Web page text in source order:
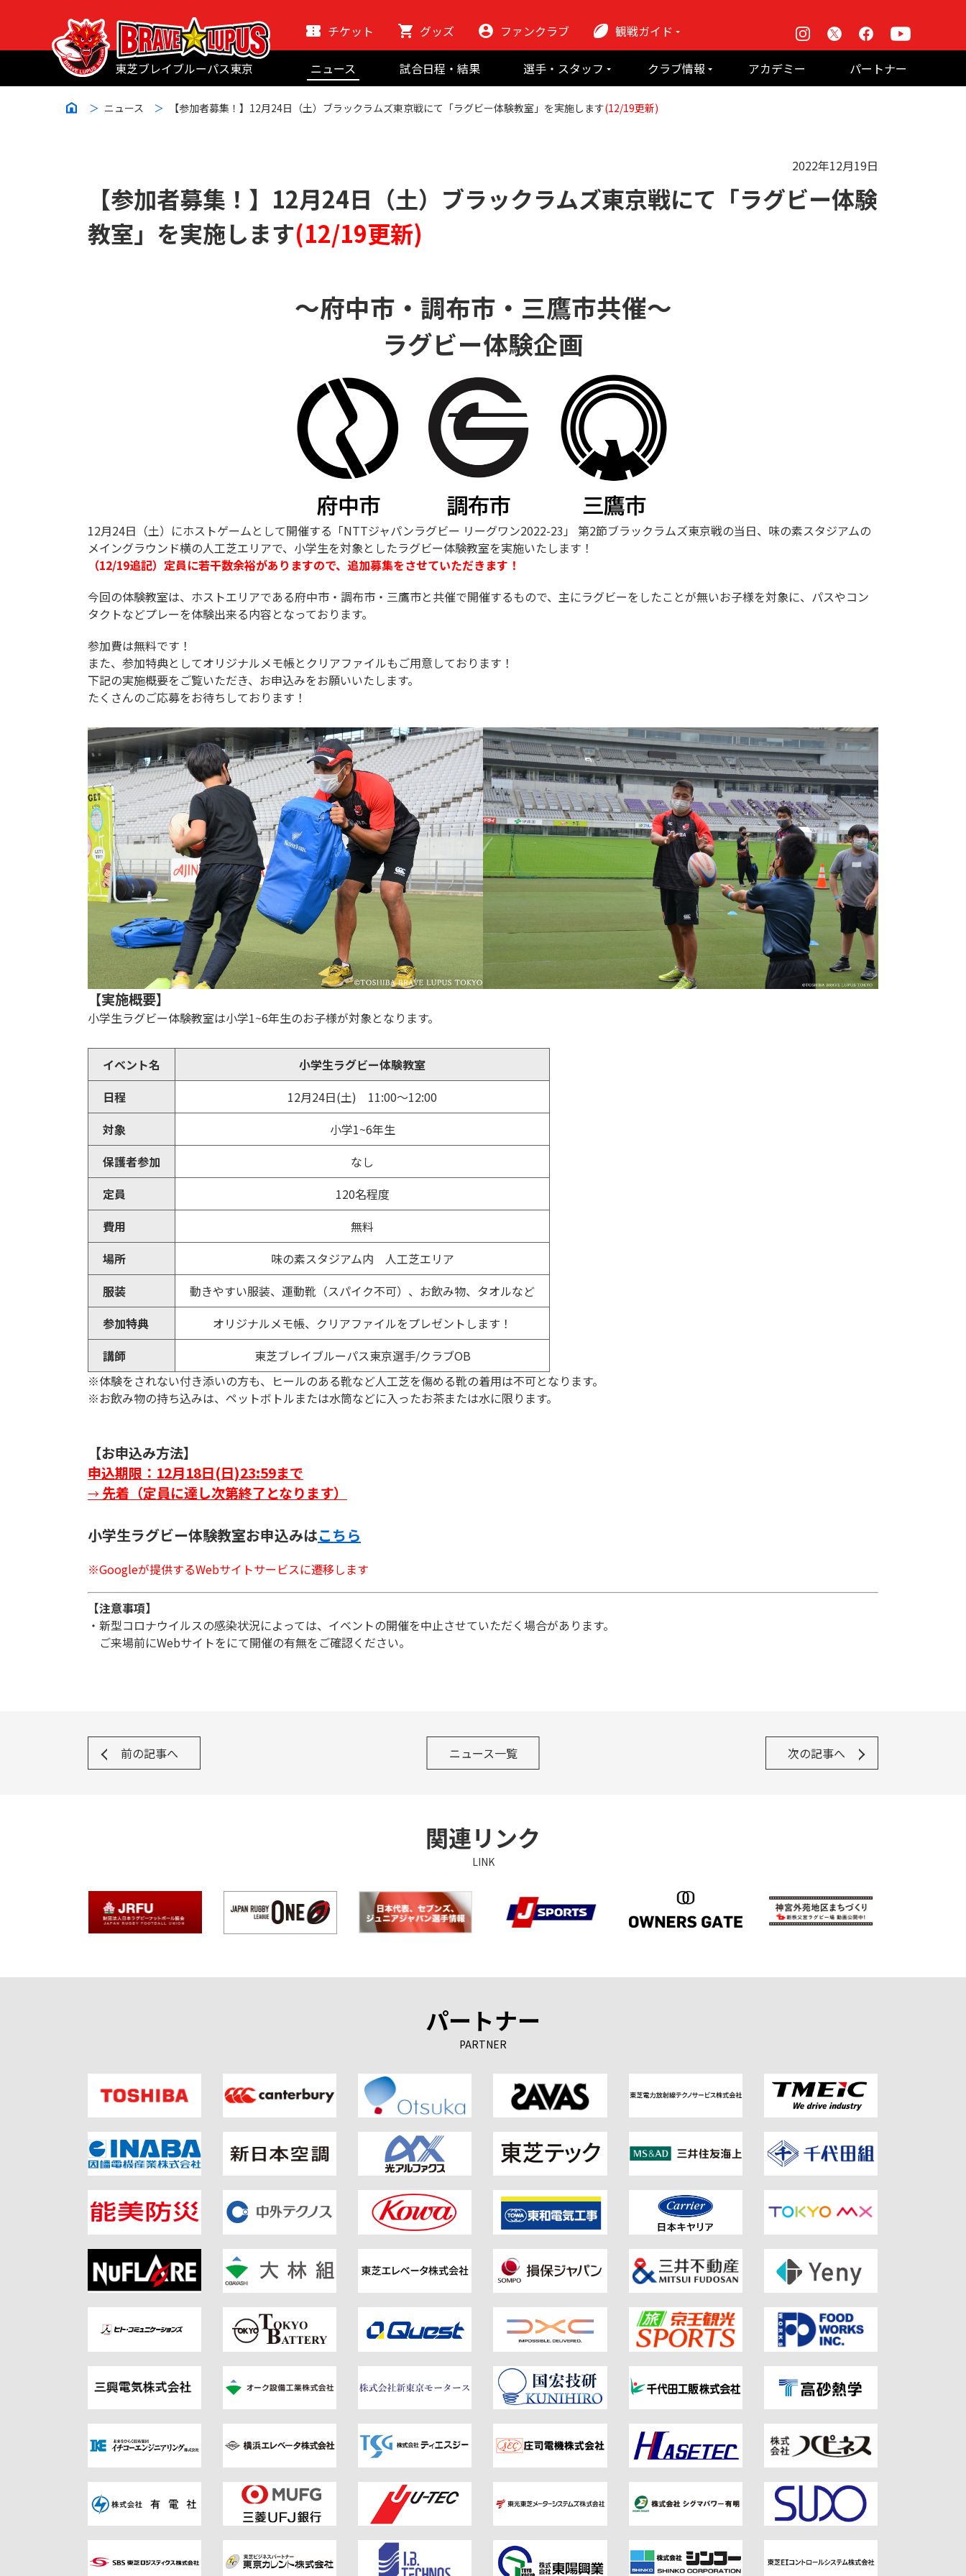
東芝ブレイブルーパス東京
チケット グッズ ファンクラブ
観戦ガイド
初めての観戦
会場紹介
Instagram Facebook
ニュース
試合日程・結果
選手・スタッフ
クラブ情報
アカデミー パートナー
ニュース 【参加者募集！】12月24日（土）ブラックラムズ東京戦にて「ラグビー体験教室」を実施します(12/19更新)
2022年12月19日
【参加者募集！】12月24日（土）ブラックラムズ東京戦にて「ラグビー体験
教室」を実施します(12/19更新)
～府中市・調布市・三鷹市共催～
ラグビー体験企画
12月24日（土）にホストゲームとして開催する「NTTジャパンラグビー リーグワン2022-23」 第2節ブラックラムズ東京戦の当日、味の素スタジアムの
メイングラウンド横の人工芝エリアで、小学生を対象としたラグビー体験教室を実施いたします！
（12/19追記）定員に若干数余裕がありますので、追加募集をさせていただきます！
今回の体験教室は、ホストエリアである府中市・調布市・三鷹市と共催で開催するもので、主にラグビーをしたことが無いお子様を対象に、パスやコン
タクトなどプレーを体験出来る内容となっております。
参加費は無料です！
また、参加特典としてオリジナルメモ帳とクリアファイルもご用意しております！
下記の実施概要をご覧いただき、お申込みをお願いいたします。
たくさんのご応募をお待ちしております！
【実施概要】
小学生ラグビー体験教室は小学1~6年生のお子様が対象となります。
イベント名
小学生ラグビー体験教室
日程
12月24日(土) 11:00～12:00
対象
小学1~6年生
保護者参加
なし
定員
120名程度
費用
無料
場所
味の素スタジアム内 人工芝エリア
服装
動きやすい服装、運動靴（スパイク不可）、お飲み物、タオルなど
参加特典
オリジナルメモ帳、クリアファイルをプレゼントします！
講師
東芝ブレイブルーパス東京選手/クラブOB
※体験をされない付き添いの方も、ヒールのある靴など人工芝を傷める靴の着用は不可となります。
※お飲み物の持ち込みは、ペットボトルまたは水筒などに入ったお茶または水に限ります。
【お申込み方法】
申込期限：12月18日(日)23:59まで
→ 先着（定員に達し次第終了となります）
小学生ラグビー体験教室お申込みはこちら
※Googleが提供するWebサイトサービスに遷移します
【注意事項】
・新型コロナウイルスの感染状況によっては、イベントの開催を中止させていただく場合があります。
ご来場前にWebサイトをにて開催の有無をご確認ください。
ニュース一覧
前の記事へ 次の記事へ
関連リンク
LINK
パートナー
PARTNER